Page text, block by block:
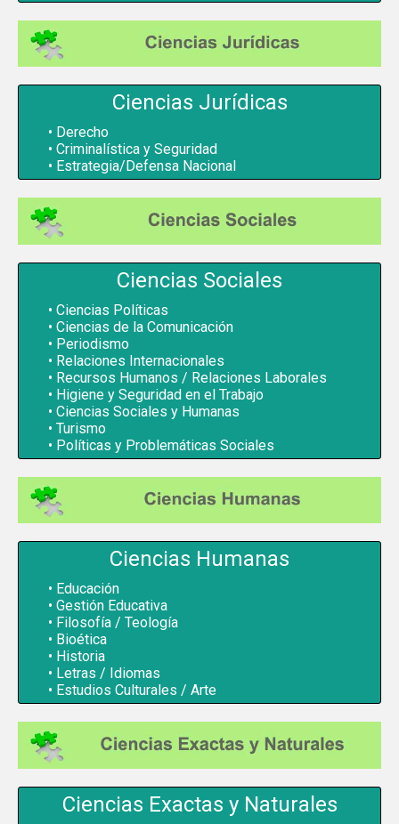
Ciencias Jurídicas
Derecho
Criminalística y Seguridad
Estrategia/Defensa Nacional
Ciencias Sociales
Ciencias Políticas
Ciencias de la Comunicación
Periodismo
Relaciones Internacionales
Recursos Humanos / Relaciones Laborales
Higiene y Seguridad en el Trabajo
Ciencias Sociales y Humanas
Turismo
Políticas y Problemáticas Sociales
Ciencias Humanas
Educación
Gestión Educativa
Filosofía / Teología
Bioética
Historia
Letras / Idiomas
Estudios Culturales / Arte
Ciencias Exactas y Naturales